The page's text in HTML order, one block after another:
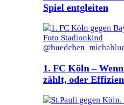
Spiel entgleiten
1. FC Köln –
zählt, oder